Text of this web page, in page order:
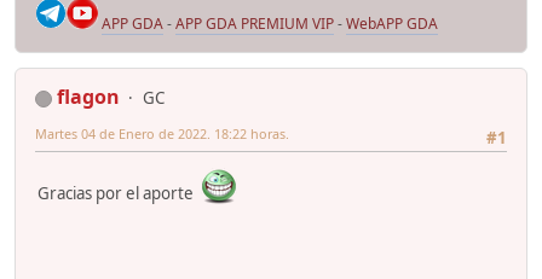
APP GDA-APP GDA PREMIUM VIP-WebAPP GDA
flagon
GC
#1
Martes 04 de Enero de 2022. 18:22 horas.
Gracias por el aporte